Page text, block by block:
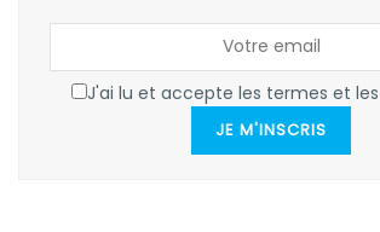
J'ai lu et accepte les termes et
JE M'INSCRIS